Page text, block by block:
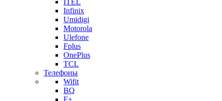
ITEL
Infinix
Umidigi
Motorola
Ulefone
Fplus
OnePlus
TCL
Телефоны
Wifit
BQ
F+